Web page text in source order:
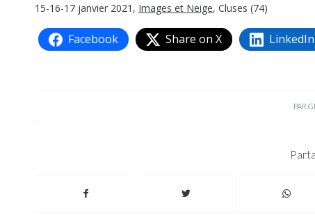
15-16-17 janvier 2021, Images et Neige, Cluses (74)
Facebook Share on X LinkedIn
PAR